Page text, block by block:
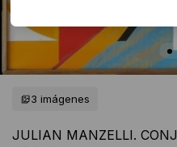
3 imágenes
JULIAN MANZELLI.